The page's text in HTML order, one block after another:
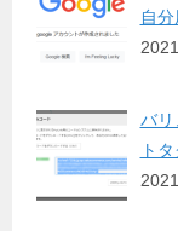
自
バリ
ト